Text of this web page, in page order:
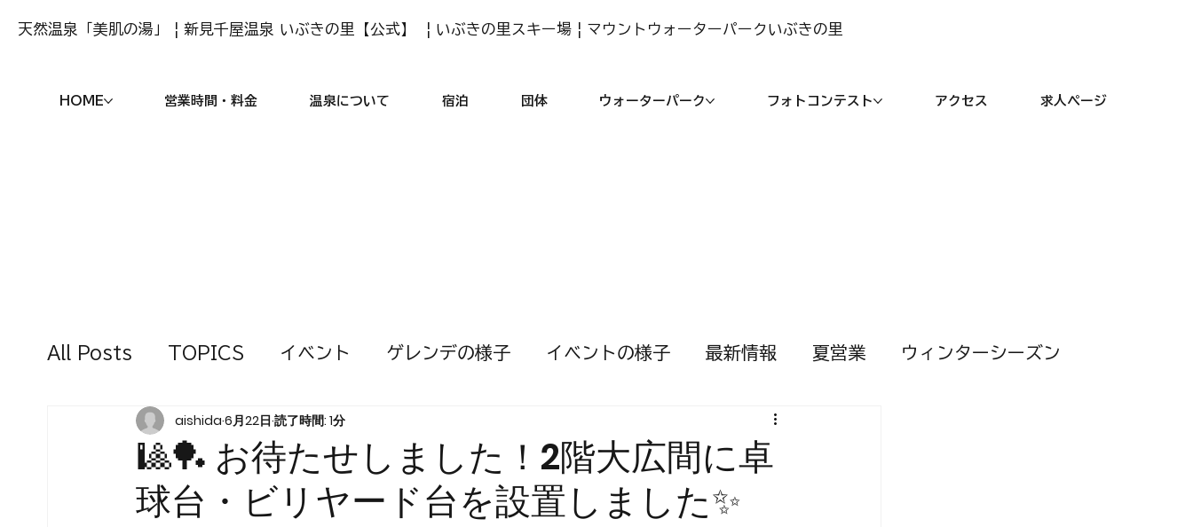
天然温泉「美肌の湯」 | 新見千屋温泉 いぶきの里【公式】 | いぶきの里スキー場 | マウントウォーターパークいぶきの里
HOME 営業時間・料金 温泉について 宿泊 団体 ウォーターパーク フォトコンテスト アクセス 求人ページ
All Posts TOPICS イベント ゲレンデの様子 イベントの様子 最新情報 夏営業 ウィンターシーズン
🎱🏓 お待たせしました！2階大広間に卓
球台・ビリヤード台を設置しました✨
aishida 6月22日 読了時間: 1分